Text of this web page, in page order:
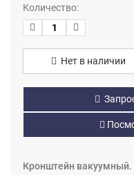
Количество:
Нет в наличии
Кронштейн вакуумный.